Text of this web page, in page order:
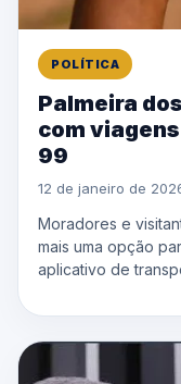
POLÍTICA
Palmeira
com
99
12 de janeiro de
Moradores e
mais uma opção
aplicativo de